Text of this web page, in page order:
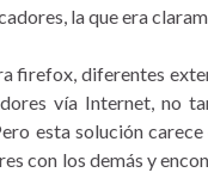
la que era
firefox, diferentes
vía Internet, no
esta solución
con los demás y